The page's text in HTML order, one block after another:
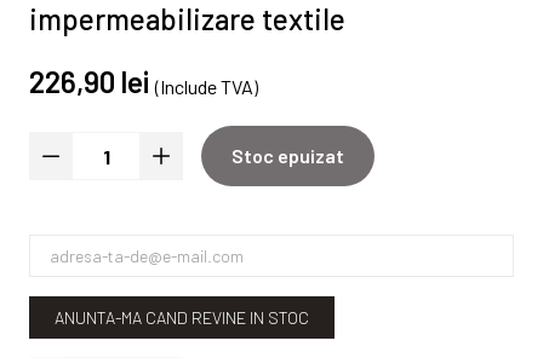
impermeabilizare textile
226,90 lei (Include TVA)
Stoc epuizat
ANUNTA-MA CAND REVINE IN STOC